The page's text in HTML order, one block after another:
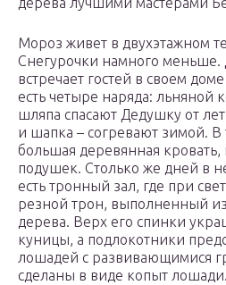
Мороз живет в двухэтажном
Снегурочки намного
встречает гостей в своем
есть четыре наряда: льняной
шляпа спасают Дедушку от
и шапка – согревают зимой.
большая деревянная
подушек. Столько же дней в
есть тронный зал, где при
резной трон, выполненный
дерева. Верх его спинки
куницы, а подлокотники
лошадей с развивающимися
сделаны в виде копыт лошади.